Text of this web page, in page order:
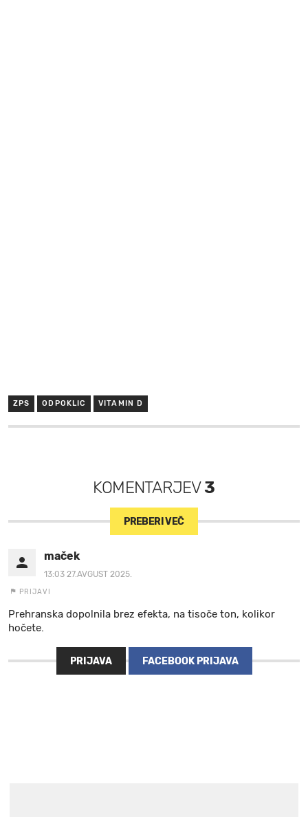
ZPS ODPOKLIC VITAMIN D
KOMENTARJEV3
PREBERI VEČ
maček
13:03 27.AVGUST 2025.
PRIJAVI
Prehranska dopolnila brez efekta, na tisoče ton, kolikor
hočete.
PRIJAVA FACEBOOK PRIJAVA